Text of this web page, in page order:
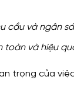
cầu và ngân
toàn và hiệu
trọng của